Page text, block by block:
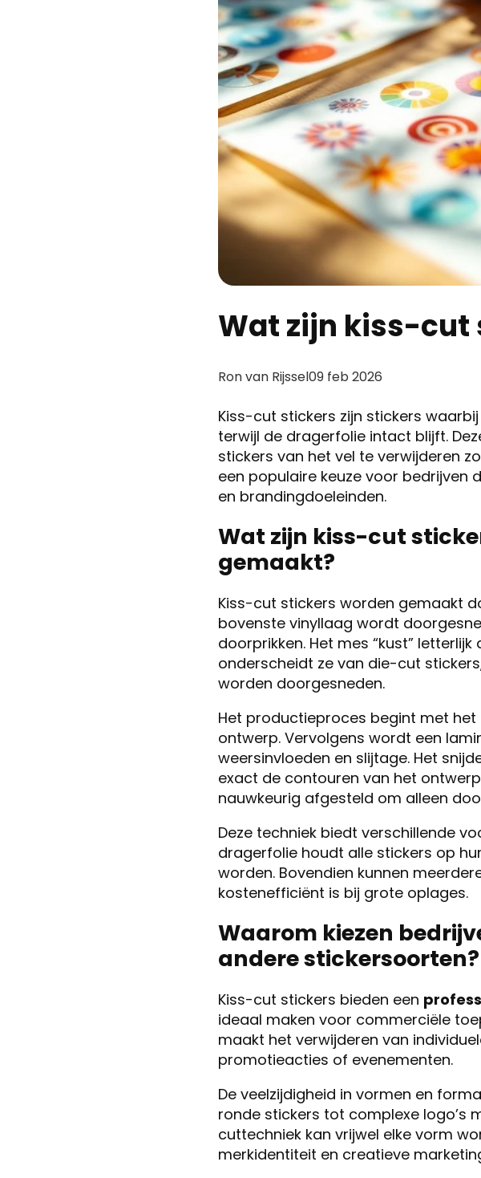
Wat zijn kiss-cut
Posted
Ron van Rijssel09 feb 2026
Kiss-cut stickers zijn stickers
terwijl de dragerfolie intact blijft.
stickers van het vel te verwijderen
een populaire keuze voor bedrijven
en brandingdoeleinden.
Wat zijn kiss-cut
gemaakt?
Kiss-cut stickers worden gemaakt
bovenste vinyllaag wordt
doorprikken. Het mes “kust”
onderscheidt ze van die-cut
worden doorgesneden.
Het productieproces begint met
ontwerp. Vervolgens wordt een
weersinvloeden en slijtage. Het
exact de contouren van het
nauwkeurig afgesteld om alleen
Deze techniek biedt verschillende
dragerfolie houdt alle stickers op
worden. Bovendien kunnen
kostenefficiënt is bij grote oplages.
Waarom kiezen
andere stickersoorten?
Kiss-cut stickers bieden een
ideaal maken voor commerciële
maakt het verwijderen van
promotieacties of evenementen.
De veelzijdigheid in vormen en
ronde stickers tot complexe logo’s
cuttechniek kan vrijwel elke vorm
merkidentiteit en creatieve